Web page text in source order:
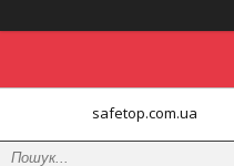
safetop.com.ua